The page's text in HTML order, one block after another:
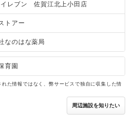
イレブン 佐賀江北上小田店
トアー
なのはな薬局
育園
た情報ではなく、弊サービスで独自に収集した情
周辺施設を知りたい